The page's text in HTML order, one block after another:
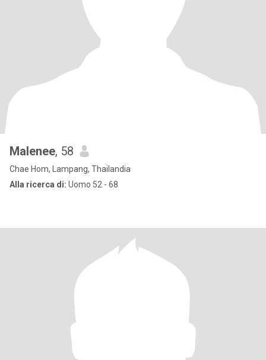
Malenee, 58
Chae Hom, Lampang, Thailandia
Alla ricerca di: Uomo 52 - 68